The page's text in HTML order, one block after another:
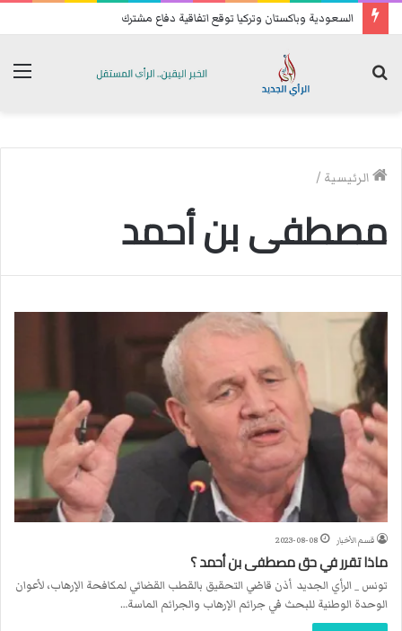
السعودية وباكستان وتركيا توقع اتفاقية دفاع مشترك
الرئيسية /
مصطفى بن أحمد
قسم الأخبار 2023-08-08
ماذا تقرر في حق مصطفى بن أحمد ؟
تونس _ الرأي الجديد أذن قاضي التحقيق بالقطب القضائي لمكافحة الإرهاب، لأعوان
الوحدة الوطنية للبحث في جرائم الإرهاب والجرائم الماسة…